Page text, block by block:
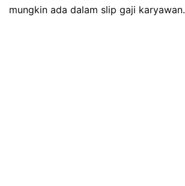
mungkin ada dalam slip gaji karyawan.